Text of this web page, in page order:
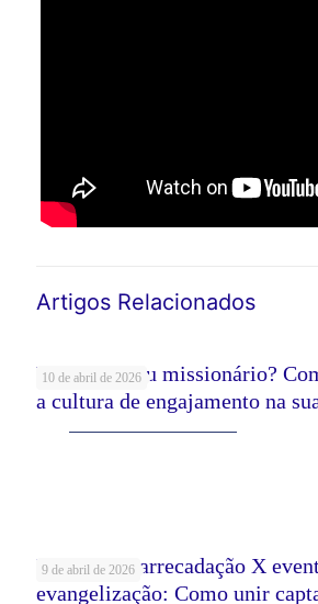
Artigos Relacionados
10 de abril de 2026
Voluntário ou missionário?
a cultura de engajamento na
9 de abril de 2026
Eventos de arrecadação X
evangelização: Como unir